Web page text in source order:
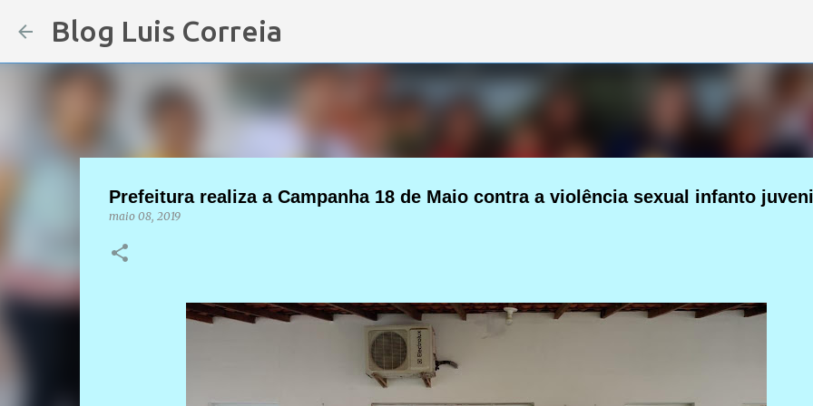
Blog Luis Correia
Prefeitura realiza a Campanha 18 de Maio contra a violência sexual infanto
maio 08, 2019